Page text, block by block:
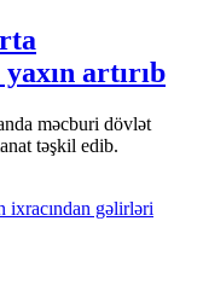
artırıb
məcburi dövlət
təşkil edib.